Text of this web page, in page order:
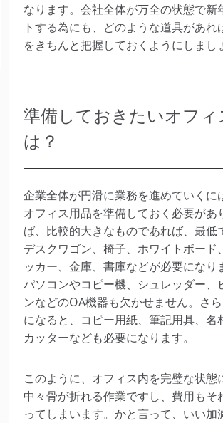
なります。会社全体が万全の状態で新
トする為にも、どのような道具があれ
をきちんと把握しておくようにしまし
準備しておきたいオフィ
は？
企業全体が円滑に業務を進めていくに
オフィス用品を準備しておく必要があ
ば、比較的大きなものであれば、最低
デスクワゴン、椅子、ホワイトボード
ッカー、金庫、書庫などが必要になり
パソコンやコピー機、シュレッダー、
ンなどのOA機器も欠かせません。さ
になると、コピー用紙、筆記用具、名
カッターなども必要になります。
このように、オフィス内を完璧な状態
中々骨が折れる作業ですし、費用もそ
ってしまいます。かと言って、いい加